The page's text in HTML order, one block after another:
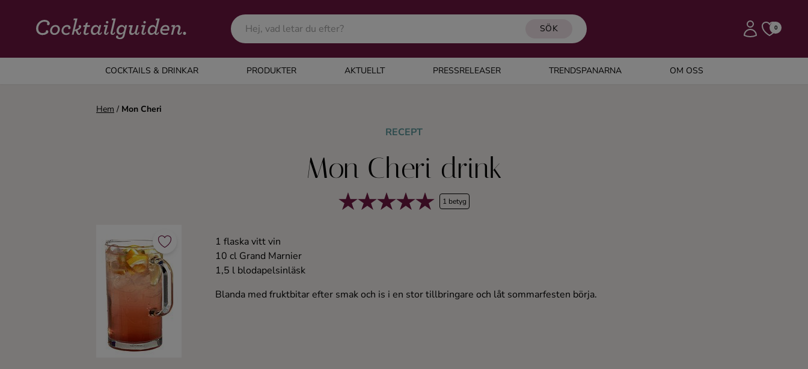
SÖK 0
COCKTAILS & DRINKAR PRODUKTER AKTUELLT PRESSRELEASER TRENDSPANARNA OM OSS
COCKTAILS & DRINKAR
Alla cocktails & drinkar
Hem / Mon Cheri
RECEPT
Mon Cheri drink
1 betyg
1 flaska vitt vin
10 cl Grand Marnier
1,5 l blodapelsinläsk
Blanda med fruktbitar efter smak och is i en stor tillbringare och låt sommarfesten börja.